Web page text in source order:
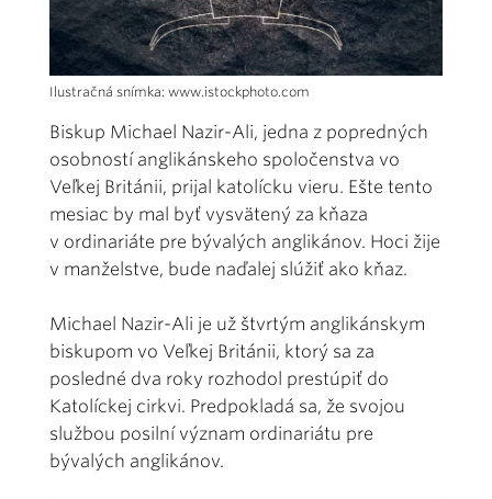
Ilustračná snímka: www.istockphoto.com
Biskup Michael Nazir-Ali, jedna z popredných
osobností anglikánskeho spoločenstva vo
Veľkej Británii, prijal katolícku vieru. Ešte tento
mesiac by mal byť vysvätený za kňaza
v ordinariáte pre bývalých anglikánov. Hoci žije
v manželstve, bude naďalej slúžiť ako kňaz.
Michael Nazir-Ali je už štvrtým anglikánskym
biskupom vo Veľkej Británii, ktorý sa za
posledné dva roky rozhodol prestúpiť do
Katolíckej cirkvi. Predpokladá sa, že svojou
službou posilní význam ordinariátu pre
bývalých anglikánov.